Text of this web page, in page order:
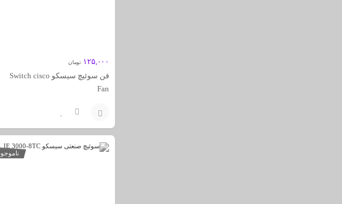
۱۲۵,۰۰۰ تومان
فن سوئیچ سیسکو Switch cisco
Fan
به